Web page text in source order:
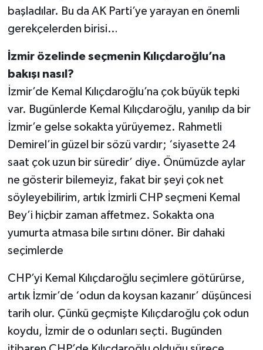
başladılar. Bu da AK Parti’ye yarayan en önemli
gerekçelerden birisi…
İzmir özelinde seçmenin Kılıçdaroğlu’na
bakışı nasıl?
İzmir’de Kemal Kılıçdaroğlu’na çok büyük tepki
var. Bugünlerde Kemal Kılıçdaroğlu, yanılıp da bir
İzmir’e gelse sokakta yürüyemez. Rahmetli
Demirel’in güzel bir sözü vardır; ‘siyasette 24
saat çok uzun bir süredir’ diye. Önümüzde aylar
ne gösterir bilemeyiz, fakat bir şeyi çok net
söyleyebilirim, artık İzmirli CHP seçmeni Kemal
Bey’i hiçbir zaman affetmez. Sokakta ona
yumurta atmasa bile sırtını döner. Bir dahaki
seçimlerde
CHP’yi Kemal Kılıçdaroğlu seçimlere götürürse,
artık İzmir’de ‘odun da koysan kazanır’ düşüncesi
tarih olur. Çünkü geçmişte Kılıçdaroğlu çok odun
koydu, İzmir de o odunları seçti. Bugünden